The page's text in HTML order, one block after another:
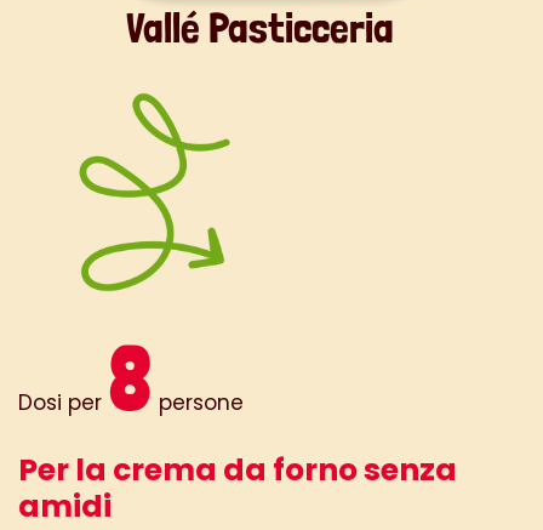
Dosi per 8 persone
Per la crema da forno senza
amidi
Vallé Pasticceria